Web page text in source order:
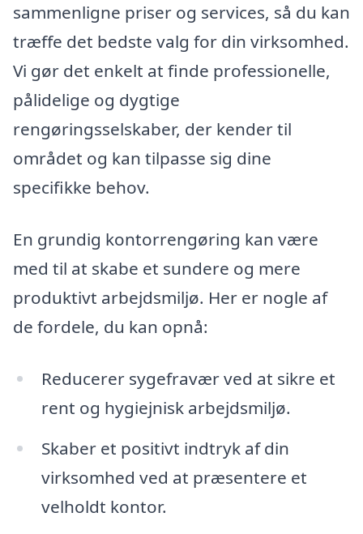
sammenligne priser og services, så du kan
træffe det bedste valg for din virksomhed.
Vi gør det enkelt at finde professionelle,
pålidelige og dygtige
rengøringsselskaber, der kender til
området og kan tilpasse sig dine
specifikke behov.
En grundig kontorrengøring kan være
med til at skabe et sundere og mere
produktivt arbejdsmiljø. Her er nogle af
de fordele, du kan opnå:
Reducerer sygefravær ved at sikre et
rent og hygiejnisk arbejdsmiljø.
Skaber et positivt indtryk af din
virksomhed ved at præsentere et
velholdt kontor.